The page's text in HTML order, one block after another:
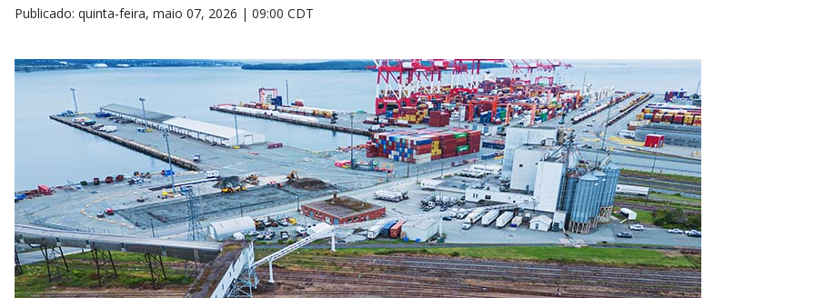
Publicado: quinta-feira, maio 07, 2026 | 09:00 CDT